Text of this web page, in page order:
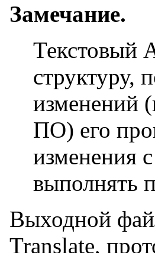
Замечание.
Текстовый
структуру,
изменений
ПО) его
изменения
выполнять
Выходной
Translate,